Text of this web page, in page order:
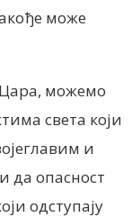
може
Цара, можемо
света који
и
да опасност
одступају